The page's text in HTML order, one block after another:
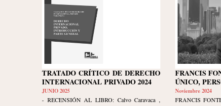
TRATADO CRÍTICO DE DERECHO
INTERNACIONAL PRIVADO 2024
JUNIO 2025
- RECENSIÓN AL LIBRO: Calvo Caravaca ,
FRANCIS
ÚNICO,
Noviembre 2024
FRANCIS